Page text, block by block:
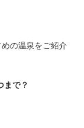
の温泉をご紹介
まで？